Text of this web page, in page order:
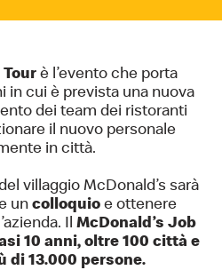
Tour è l’evento che porta
in cui è prevista una nuova
dei team dei ristoranti
il nuovo personale
in città.
villaggio McDonald’s sarà
un colloquioe ottenere
Il McDonald’s Job
10 anni, oltre 100 città e
di 13.000 persone.